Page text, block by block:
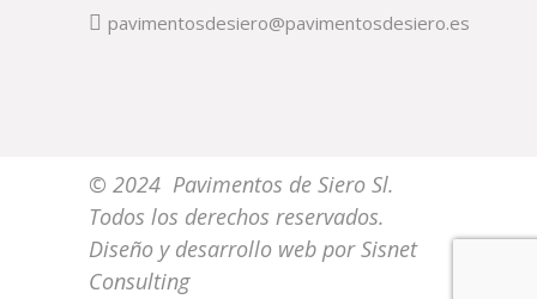
pavimentosdesiero@pavimentosdesiero.es
© 2024 Pavimentos de Siero Sl.
Todos los derechos reservados.
Diseño y desarrollo web porSisnet
Consulting